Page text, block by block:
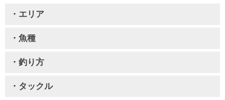
・エリア
・魚種
・釣り方
・タックル